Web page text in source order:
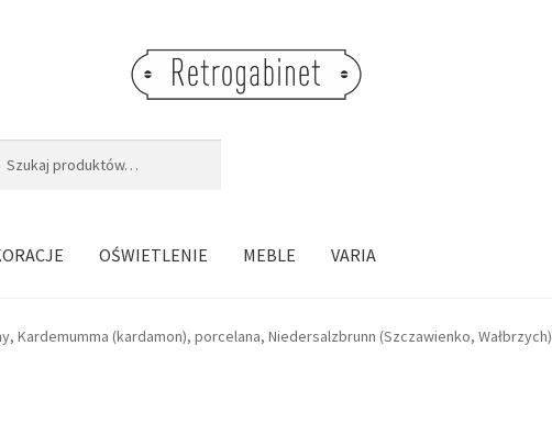
OŚWIETLENIE MEBLE VARIA
Kardemumma (kardamon), porcelana, Niedersalzbrunn (Szczawienko, Wałbrzych)